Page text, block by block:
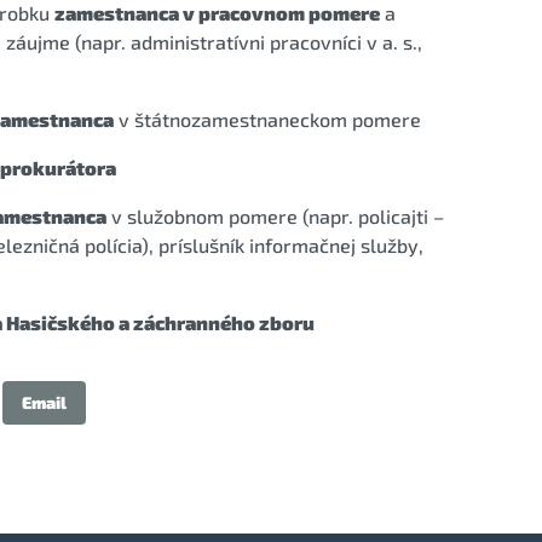
zamestnanca v pracovnom pomere a
(napr. administratívni pracovníci v a. s.,
v štátnozamestnaneckom pomere
v služobnom pomere (napr. policajti –
polícia), príslušník informačnej služby,
a záchranného zboru
Email